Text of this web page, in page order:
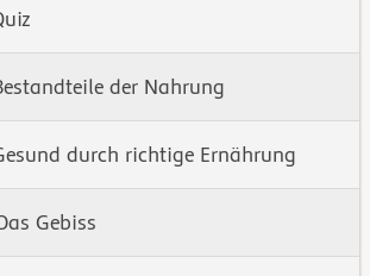
der Nahrung
durch richtige Ernährung
Gebiss